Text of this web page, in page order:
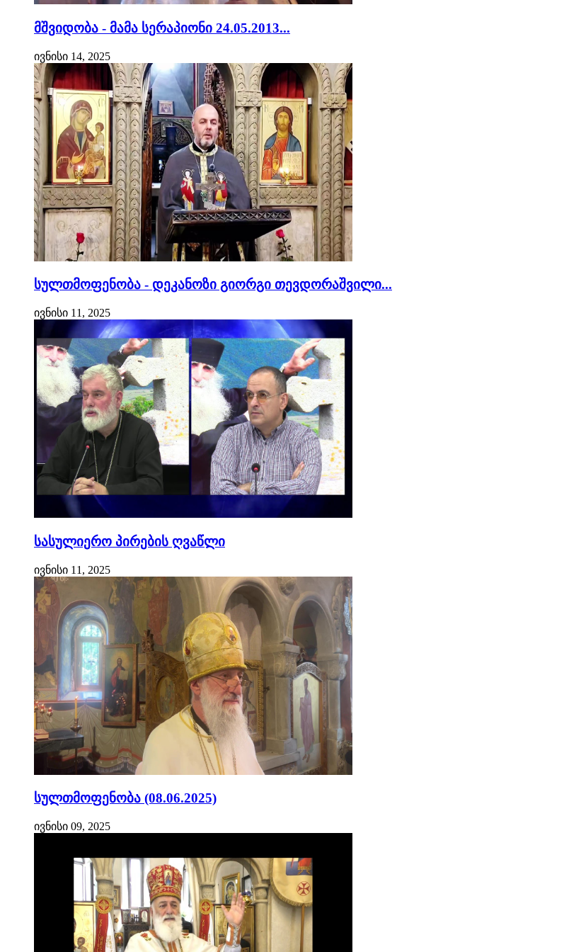
მშვიდობა - მამა სერაპიონი 24.05.2013...
ივნისი 14, 2025
სულთმოფენობა - დეკანოზი გიორგი თევდორაშვილი...
ივნისი 11, 2025
სასულიერო პირების ღვაწლი
ივნისი 11, 2025
სულთმოფენობა (08.06.2025)
ივნისი 09, 2025